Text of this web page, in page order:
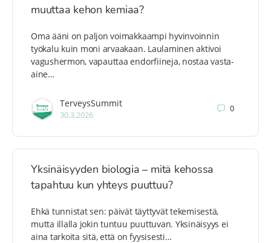
muuttaa kehon kemiaa?
Oma ääni on paljon voimakkaampi hyvinvoinnin
työkalu kuin moni arvaakaan. Laulaminen aktivoi
vagushermon, vapauttaa endorfiineja, nostaa vasta-
aine…
TerveysSummit
30.3.2026
0
Yksinäisyyden biologia – mitä kehossa
tapahtuu kun yhteys puuttuu?
Ehkä tunnistat sen: päivät täyttyvät tekemisestä,
mutta illalla jokin tuntuu puuttuvan. Yksinäisyys ei
aina tarkoita sitä, että on fyysisesti…